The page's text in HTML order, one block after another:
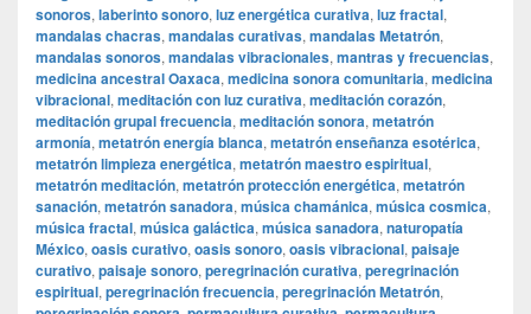
sonoros, laberinto sonoro, luz energética curativa, luz fractal,
mandalas chacras, mandalas curativas, mandalas Metatrón,
mandalas sonoros, mandalas vibracionales, mantras y frecuencias,
medicina ancestral Oaxaca, medicina sonora comunitaria, medicina
vibracional, meditación con luz curativa, meditación corazón,
meditación grupal frecuencia, meditación sonora, metatrón
armonía, metatrón energía blanca, metatrón enseñanza esotérica,
metatrón limpieza energética, metatrón maestro espiritual,
metatrón meditación, metatrón protección energética, metatrón
sanación, metatrón sanadora, música chamánica, música cosmica,
música fractal, música galáctica, música sanadora, naturopatía
México, oasis curativo, oasis sonoro, oasis vibracional, paisaje
curativo, paisaje sonoro, peregrinación curativa, peregrinación
espiritual, peregrinación frecuencia, peregrinación Metatrón,